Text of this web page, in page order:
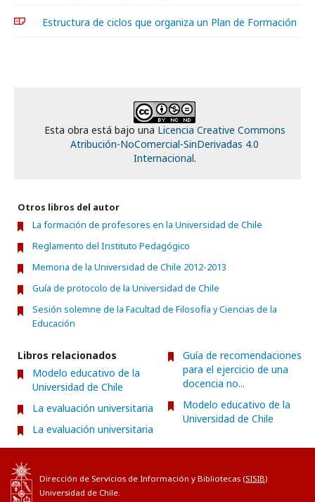
Estructura de ciclos que organiza un Plan de Formación
Esta obra está bajo una Licencia Creative Commons
Atribución-NoComercial-SinDerivadas 4.0
Internacional.
Otros libros del autor
La formación de profesores en la Universidad de Chile
Reglamento del Instituto Pedagógico
Memoria de la Universidad de Chile 2012-2013
Guía de protocolo de la Universidad de Chile
Sesión solemne de la Facultad de Filosofía y Ciencias de la
Educación
Libros relacionados
Modelo educativo de la
Universidad de Chile
La evaluación universitaria
La evaluación universitaria
Guía de recomendaciones
para el ejercicio de una
docencia no...
Modelo educativo de la
Universidad de Chile
Dirección de Servicios de Información y Bibliotecas (SISIB)
Universidad de Chile.